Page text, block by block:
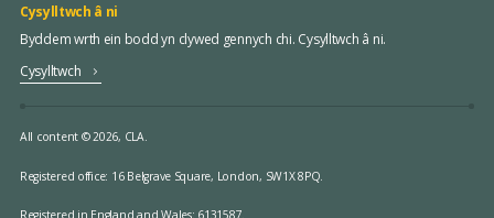
Cysylltwch â ni
Byddem wrth ein bodd yn clywed gennych chi. Cysylltwch â ni.
Cysylltwch
All content © 2026, CLA.
Registered office: 16 Belgrave Square, London, SW1X 8PQ.
Registered in England and Wales: 6131587.